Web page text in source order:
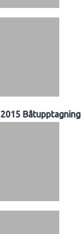
2015 Båtupptagning